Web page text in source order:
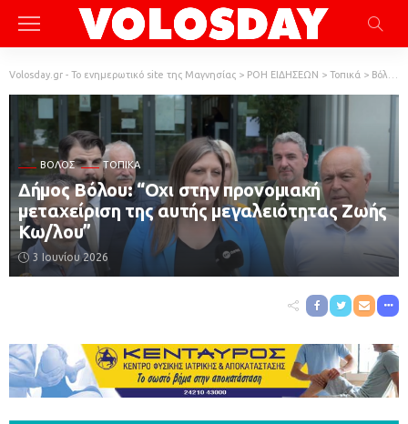
Volosday.gr - Το ενημερωτικό site της Μαγνησίας > ΡΟΗ ΕΙΔΗΣΕΩΝ > Τοπικά > Βόλος
ΒΌΛΟΣ ΤΟΠΙΚΆ
Δήμος Βόλου: “Οχι στην προνομιακή
μεταχείριση της αυτής μεγαλειότητας Ζωής
Κω/λου”
3 Ιουνίου 2026